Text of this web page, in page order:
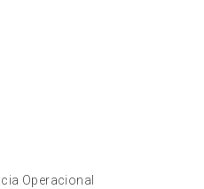
Operacional